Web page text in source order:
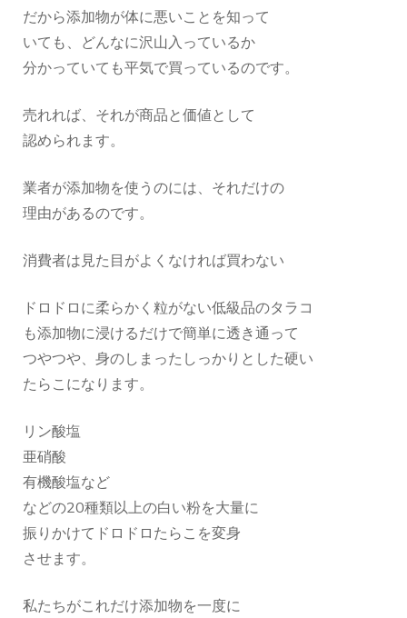
だから添加物が体に悪いことを知って
いても、どんなに沢山入っているか
分かっていても平気で買っているのです。
売れれば、それが商品と価値として
認められます。
業者が添加物を使うのには、それだけの
理由があるのです。
消費者は見た目がよくなければ買わない
ドロドロに柔らかく粒がない低級品のタラコ
も添加物に浸けるだけで簡単に透き通って
つやつや、身のしまったしっかりとした硬い
たらこになります。
リン酸塩
亜硝酸
有機酸塩など
などの20種類以上の白い粉を大量に
振りかけてドロドロたらこを変身
させます。
私たちがこれだけ添加物を一度に